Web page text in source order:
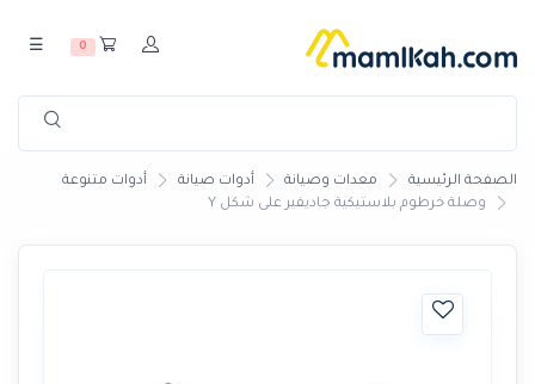
0
☰
الصفحة الرئيسية معدات وصيانة أدوات صيانة
أدوات متنوعة
وصلة خرطوم بلاستيكية جاديفير على شكل Y